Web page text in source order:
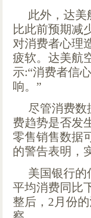
此外，达
比此前预期减
对消费者心理
疲软。达美航
示:“消费者信
响。”
尽管消费数
费趋势是否发
零售销售数据
的警告表明，
美国银行的
平均消费同比
整后，2月份